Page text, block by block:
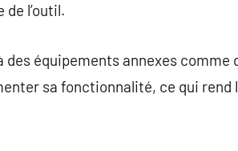
l’outil.
des équipements annexes
sa fonctionnalité, ce qui